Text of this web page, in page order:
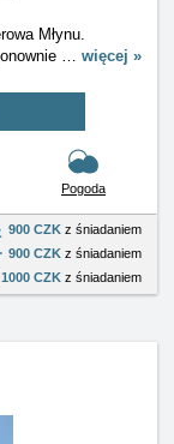
Młynu.
… więcej »
Pogoda
900 CZK z śniadaniem
900 CZK z śniadaniem
1000 CZK z śniadaniem